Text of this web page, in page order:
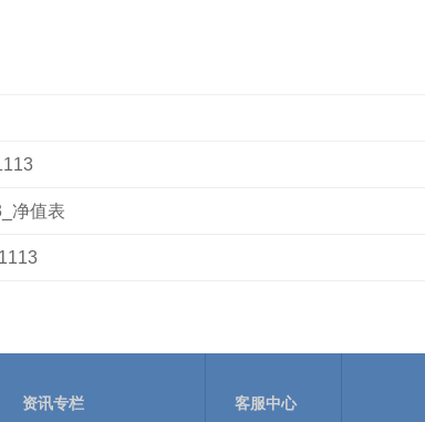
净值表
资讯专栏
客服中心